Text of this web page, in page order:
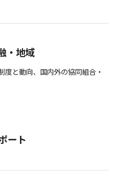
・地域
度と動向、国内外の協同組合・
ート